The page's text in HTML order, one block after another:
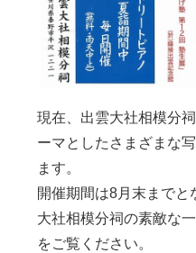
現在、出雲大社相模分
ーマとしたさまざまな
ます。
開催期間は8月末まで
大社相模分祠の素敵な
をご覧ください。